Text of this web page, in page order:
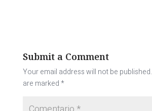
Submit a Comment
Your email address will not be published.
are marked*